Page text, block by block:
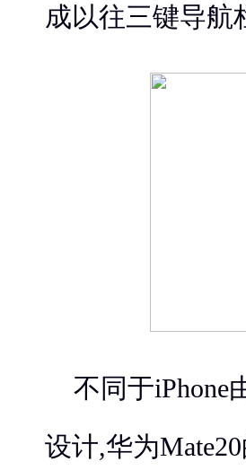
成以往三键导航
不同于iPhone
设计,华为